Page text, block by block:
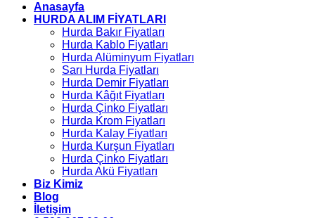
Anasayfa
HURDA ALIM FİYATLARI
Hurda Bakır Fiyatları
Hurda Kablo Fiyatları
Hurda Alüminyum Fiyatları
Sarı Hurda Fiyatları
Hurda Demir Fiyatları
Hurda Kâğıt Fiyatları
Hurda Çinko Fiyatları
Hurda Krom Fiyatları
Hurda Kalay Fiyatları
Hurda Kurşun Fiyatları
Hurda Çinko Fiyatları
Hurda Akü Fiyatları
Biz Kimiz
Blog
İletişim